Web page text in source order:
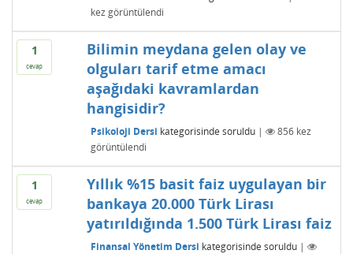
kez görüntülendi
1
cevap
Bilimin meydana gelen olay ve
olguları tarif etme amacı
aşağıdaki kavramlardan
hangisidir?
Psikoloji Dersi kategorisinde soruldu | 856kez
görüntülendi
1
cevap
Yıllık %15 basit faiz uygulayan bir
bankaya 20.000 Türk Lirası
yatırıldığında 1.500 Türk Lirası faiz
Finansal Yönetim Dersi kategorisinde soruldu |